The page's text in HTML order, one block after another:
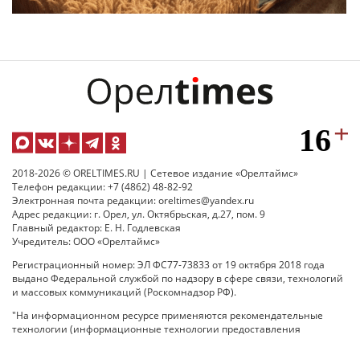
2018-2026 © ORELTIMES.RU | Сетевое издание «Орелтаймс»
Телефон редакции: +7 (4862) 48-82-92
Электронная почта редакции: oreltimes@yandex.ru
Адрес редакции: г. Орел, ул. Октябрьская, д.27, пом. 9
Главный редактор: Е. Н. Годлевская
Учредитель: ООО «Орелтаймс»
Регистрационный номер: ЭЛ ФС77-73833 от 19 октября 2018 года
выдано Федеральной службой по надзору в сфере связи, технологий
и массовых коммуникаций (Роскомнадзор РФ).
"На информационном ресурсе применяются рекомендательные
технологии (информационные технологии предоставления